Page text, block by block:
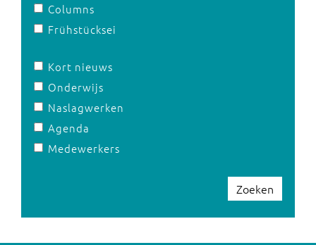
Columns
Frühstücksei
Kort nieuws
Onderwijs
Naslagwerken
Agenda
Medewerkers
Zoeken